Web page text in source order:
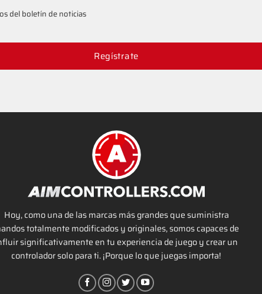
del boletín de noticias
Regístrate
Hoy, como una de las marcas más grandes que suministra
totalmente modificados y originales, somos capaces de
significativamente en tu experiencia de juego y crear un
controlador solo para ti. ¡Porque lo que juegas importa!